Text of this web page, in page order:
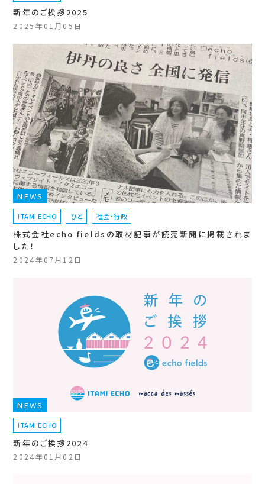
新年のご挨拶2025
2025年01月05日
NEWS
ITAMI ECHO ひと 社会・行政
株式会社echo fieldsの取材記事が読売新聞に掲載されま
した！
2024年07月12日
NEWS
ITAMI ECHO
新年のご挨拶2024
2024年01月02日